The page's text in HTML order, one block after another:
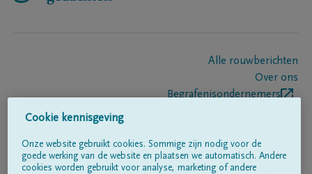
Alle rouwberichten
Over ons
Begrafenisondernemers
Volg ons op
Cookie kennisgeving
Onze website gebruikt cookies. Sommige zijn nodig voor de
goede werking van de website en plaatsen we automatisch. Andere
cookies worden gebruikt voor analyse, marketing of andere